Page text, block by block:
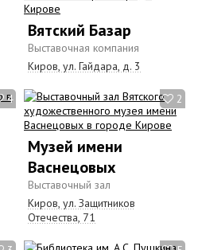
Вятский Базар
Выставочная компания
Киров, ул. Гайдара, д. 3
4 2
Музей имени
Васнецовых
Выставочный зал
Киров, ул. Защитников
Отечества, 71